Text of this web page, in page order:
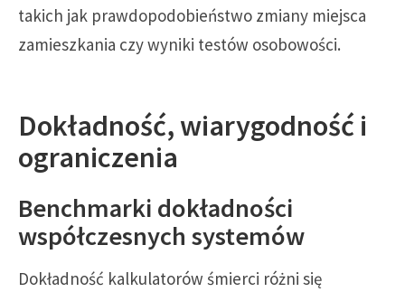
takich jak prawdopodobieństwo zmiany miejsca
zamieszkania czy wyniki testów osobowości.
Dokładność, wiarygodność i
ograniczenia
Benchmarki dokładności
współczesnych systemów
Dokładność kalkulatorów śmierci różni się